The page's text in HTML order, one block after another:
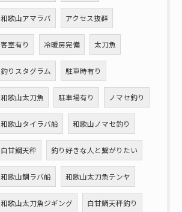
和歌山アマラバ アクセス抜群
客室有り 冷暖房完備 太刀魚
釣りスタグラム 駐車時有り
和歌山太刀魚 駐車場有り ノマセ釣り
和歌山タイラバ船 和歌山ノマセ釣り
白甘鯛天秤 釣り好きな人と繋がりたい
和歌山鯛ラバ船 和歌山太刀魚テンヤ
和歌山太刀魚ジギング 白甘鯛天秤釣り